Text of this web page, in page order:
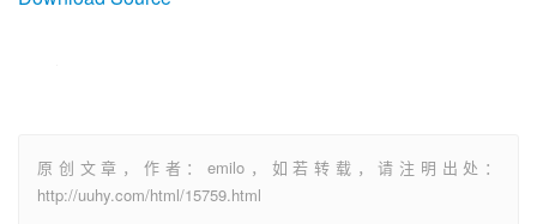
原创文章，作者：emilo，如若转载，请注明出处：
http://uuhy.com/html/15759.html